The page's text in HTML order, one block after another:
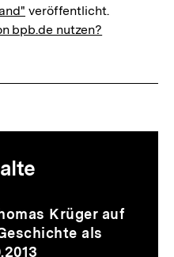
veröffentlicht.
bpb.de nutzen?
Krüger auf
als